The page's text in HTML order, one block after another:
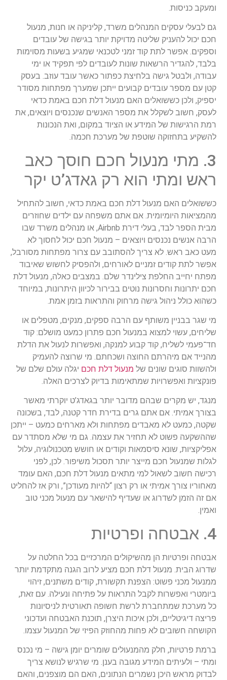
ומעקב כניסות.
גם לבעלי עסקים המנהלים משרד, קליניקה או חנות, מנעול
חכם יכול להעניק שליטה מדויקת יותר בגישה של עובדים
וספקים. אפשר לתת קוד זמני לטכנאי שמגיע בשעות מסוימות
בלבד, להגדיר הרשאות שונות לעובדים לפי תפקיד או ימי
עבודה, ולבטל גישה בלחיצת כפתור כאשר עובד עוזב. בעסק
קטן עם מספר עובדים קבועים ייתכן שמערך מפתחות מסודר
יספיק, ולכן כששואלים האם מנעול דלת חכם באמת כדאי
לעסק, חשוב לשקלל את מספר האנשים שנכנסים ויוצאים, את
רמת הרגישות של המידע או הציוד במקום, ואת הנכונות
להשקיע בתחזוקה שוטפת של מערכת חכמה.
3. מתי מנעול חכם חוסך כאב
ראש ומתי הוא רק גאדג’ט יקר
כששואלים האם מנעול דלת חכם באמת כדאי, חשוב להתחיל
מהמציאות היומיומית. אם אתם משפחה עם ילדים שחוזרים
מבית הספר לבד, בעלי דירת Airbnb, או מנהלים משרד שבו
הרבה אנשים נכנסים ויוצאים – מנעול חכם יכול לחסוך לא
מעט כאב ראש. לא צריך להסתובב עם צרור מפתחות מסורבל,
אפשר לתת קודים זמניים לאורחים, ולהפסיק לחשוש שאיבוד
מפתח יחייב החלפת צילינדר שלם. במצבים כאלה, מנעול דלת
חכם יתרונות וחסרונות נוטים בבירור לכיוון היתרונות, במיוחד
כשהוא כולל ניהול גישה מרחוק והתראות בזמן אמת.
מי שגר בבניין משותף עם הרבה ספקים, מנקים, מטפלים או
שליחים, עשוי למצוא במנעול חכם פתרון כמעט מושלם: קוד
חד־פעמי לשליח, קוד קבוע למנקה, ואפשרות לנעול את הדלת
מהנייד אם מיהרתם החוצה ושכחתם. מי שרוצה להעמיק
ולהשוות סוגים שונים של מנעול דלת חכם יגלה עולם שלם של
פונקציות ואפשרויות שמתאימות בדיוק לצרכים האלה.
מנגד, יש מקרים שבהם מדובר יותר בגאדג’ט יוקרתי מאשר
בצורך אמיתי. אם אתם גרים בדירת חדר קטנה, לבד, בשכונה
שקטה, כמעט לא מאבדים מפתחות ולא מארחים כמעט – ייתכן
שההשקעה פשוט לא תחזיר את עצמה. גם מי שלא מסתדר עם
אפליקציות, שונא סיסמאות וקודים או חושש מטכנולוגיה, עלול
לגלות שמנעול חכם מייצר יותר תסכול משיפור. לכן, לפני
רכישה חשוב לשאול למי מתאים מנעול דלת חכם, האם עומד
מאחוריו צורך אמיתי או רק רצון “להיות מעודכן”, ורק אז להחליט
אם זה הזמן לשדרוג או שעדיף להישאר עם מנעול מכני טוב
ואמין.
4. אבטחה ופרטיות
אבטחה ופרטיות הן מהשיקולים המרכזיים בכל החלטה על
שדרוג הבית. מנעול דלת חכם מציע לרוב הגנה מתקדמת יותר
ממנעול מכני פשוט: הצפנת תקשורת, קודים משתנים, זיהוי
ביומטרי ואפשרות לקבל התראות על פתיחה ונעילה. עם זאת,
כל מערכת שמתחברת לרשת חשופה תאורטית לניסיונות
פריצה דיגיטליים, ולכן איכות היצרן, תוכנת האבטחה ועדכוני
הקושחה חשובים לא פחות מהחוזק הפיזי של המנעול עצמו.
ברמת פרטיות, חלק מהמנעולים שומרים יומן גישה – מי נכנס
ומתי – ולעיתים המידע מגובה בענן. מי שרגיש לנושא צריך
לבדוק מראש היכן נשמרים הנתונים, האם הם מוצפנים, והאם